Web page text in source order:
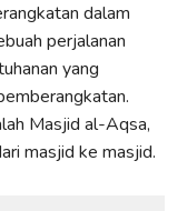
dalam
perjalanan
yang
Masjid al-Aqsa,
masjid ke masjid.